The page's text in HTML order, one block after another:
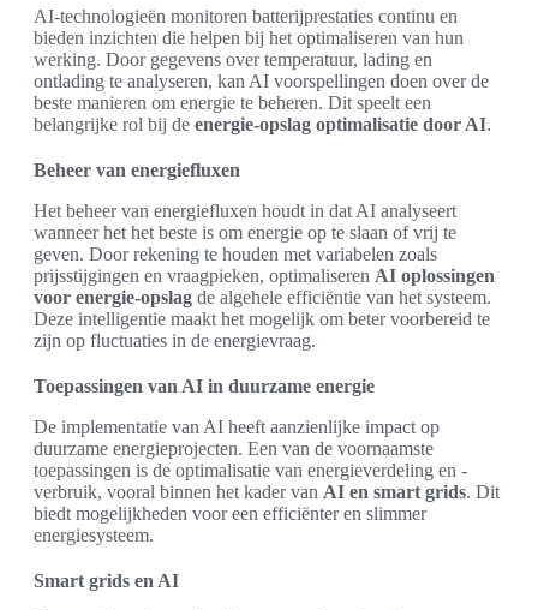
AI-technologieën monitoren batterijprestaties continu en
bieden inzichten die helpen bij het optimaliseren van hun
werking. Door gegevens over temperatuur, lading en
ontlading te analyseren, kan AI voorspellingen doen over de
beste manieren om energie te beheren. Dit speelt een
belangrijke rol bij de energie-opslag optimalisatie door AI.
Beheer van energiefluxen
Het beheer van energiefluxen houdt in dat AI analyseert
wanneer het het beste is om energie op te slaan of vrij te
geven. Door rekening te houden met variabelen zoals
prijsstijgingen en vraagpieken, optimaliseren AI oplossingen
voor energie-opslag de algehele efficiëntie van het systeem.
Deze intelligentie maakt het mogelijk om beter voorbereid te
zijn op fluctuaties in de energievraag.
Toepassingen van AI in duurzame energie
De implementatie van AI heeft aanzienlijke impact op
duurzame energieprojecten. Een van de voornaamste
toepassingen is de optimalisatie van energieverdeling en -
verbruik, vooral binnen het kader van AI en smart grids. Dit
biedt mogelijkheden voor een efficiënter en slimmer
energiesysteem.
Smart grids en AI